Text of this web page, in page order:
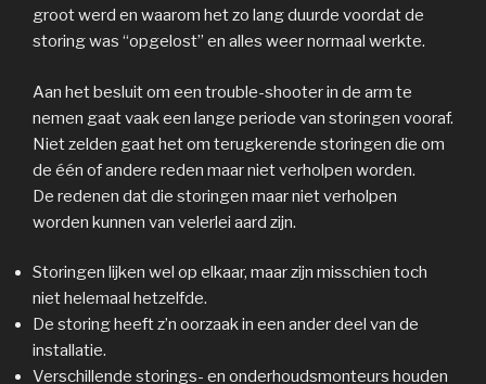
groot werd en waarom het zo lang duurde voordat de
storing was “opgelost” en alles weer normaal werkte.
Aan het besluit om een trouble-shooter in de arm te
nemen gaat vaak een lange periode van storingen vooraf.
Niet zelden gaat het om terugkerende storingen die om
de één of andere reden maar niet verholpen worden.
De redenen dat die storingen maar niet verholpen
worden kunnen van velerlei aard zijn.
Storingen lijken wel op elkaar, maar zijn misschien toch
niet helemaal hetzelfde.
De storing heeft z’n oorzaak in een ander deel van de
installatie.
Verschillende storings- en onderhoudsmonteurs houden